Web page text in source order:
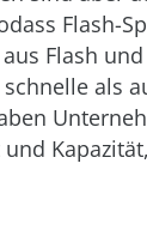
Flash-
Flash
als